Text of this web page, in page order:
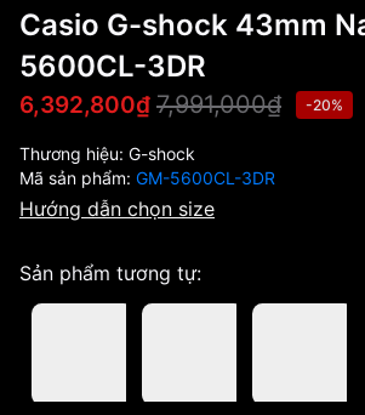
Casio G-shock 43mm
5600CL-3DR
6,392,800₫ 7,991,000₫ -20%
Thương hiệu: G-shock
Mã sản phẩm: GM-5600CL-3DR
Hướng dẫn chọn size
Sản phẩm tương tự: